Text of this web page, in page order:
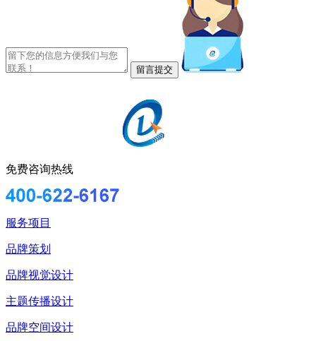
免费咨询热线
服务项目
品牌策划
品牌视觉设计
主题传播设计
品牌空间设计